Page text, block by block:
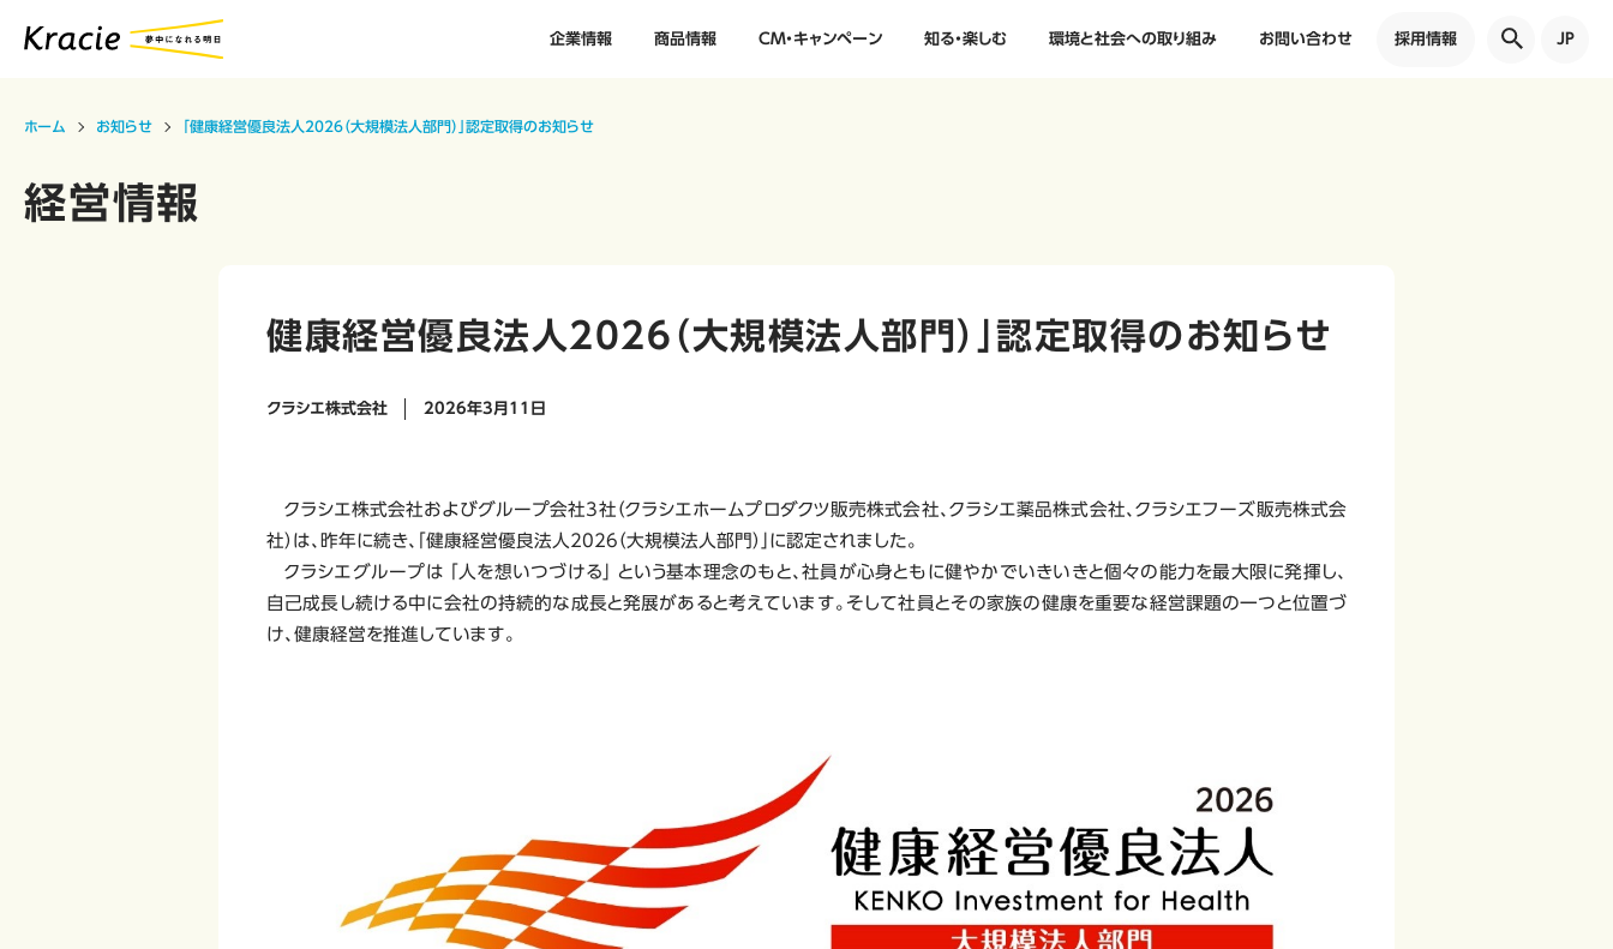
企業情報 商品情報 CM・キャンペーン 知る・楽しむ 環境と社会への取り組み お問い合わせ 採用情報 JP
ホーム お知らせ 「健康経営優良法人2026（大規模法人部門）」認定取得のお知らせ
経営情報
健康経営優良法人2026（大規模法人部門）」認定取得のお知らせ
クラシエ株式会社 2026年3月11日
クラシエ株式会社およびグループ会社3社（クラシエホームプロダクツ販売株式会社、クラシエ薬品株式会社、クラシエフーズ販売株式会
社）は、昨年に続き、「健康経営優良法人2026（大規模法人部門）」に認定されました。
クラシエグループは 「人を想いつづける」 という基本理念のもと、社員が心身ともに健やかでいきいきと個々の能力を最大限に発揮し、
自己成長し続ける中に会社の持続的な成長と発展があると考えています。そして社員とその家族の健康を重要な経営課題の一つと位置づ
け、健康経営を推進しています。